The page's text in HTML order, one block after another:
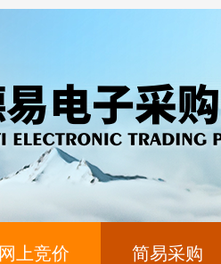
网上竞价 简易采购